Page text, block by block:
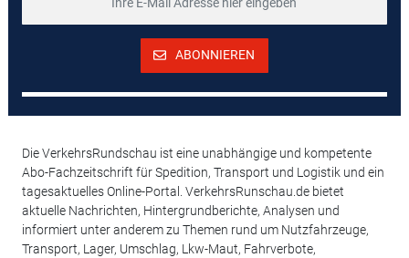
ABONNIEREN
Die VerkehrsRundschau ist eine unabhängige und kompetente
Abo-Fachzeitschrift für Spedition, Transport und Logistik und ein
tagesaktuelles Online-Portal. VerkehrsRunschau.de bietet
aktuelle Nachrichten, Hintergrundberichte, Analysen und
informiert unter anderem zu Themen rund um Nutzfahrzeuge,
Transport, Lager, Umschlag, Lkw-Maut, Fahrverbote,